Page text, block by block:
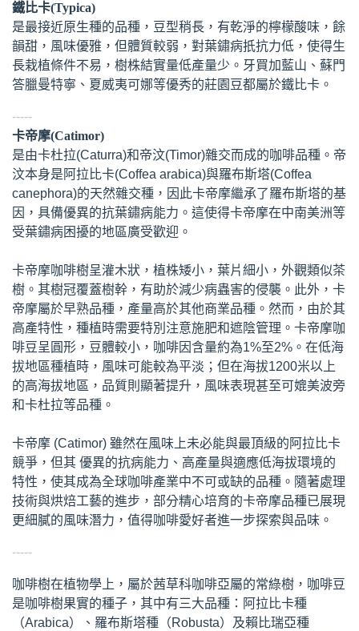
鐵比卡(Typica)
是最接近原生種的品種，豆型稍長，有乾淨的檸檬酸味，餘
韻甜，風味優雅，但體質較弱，對葉鏽病扺抗力低，使得生
長栽植條件不易，樹株結實量低產量少。牙買加藍山、蘇門
答臘曼特寧、夏威夷可娜等優秀的莊園豆都屬於鐵比卡。
-----
卡帝摩(Catimor)
是由卡杜拉(Caturra)和帝汶(Timor)雜交而成的咖啡品種。帝
汶本身是阿拉比卡(Coffea arabica)與羅布斯塔(Coffea
canephora)的天然雜交種，因此卡帝摩繼承了羅布斯塔的基
因，具備優異的抗葉鏽病能力。這使得卡帝摩在中南美洲等
受葉鏽病困擾的地區廣受歡迎。
卡帝摩咖啡樹呈灌木狀，植株矮小，葉片細小，外觀類似茶
樹。其樹冠覆蓋樹幹，有助於減少病蟲害的侵襲。此外，卡
帝摩屬於早熟品種，產量高於其他商業品種。然而，由於其
高產特性，種植時需要特別注意施肥和遮陰管理。卡帝摩咖
啡豆呈圓形，豆體較小，咖啡因含量約為1%至2%。在低海
拔地區種植時，風味可能較為平淡；但在海拔1200米以上
的高海拔地區，品質則顯著提升，風味表現甚至可媲美波旁
和卡杜拉等品種。
卡帝摩 (Catimor) 雖然在風味上未必能與最頂級的阿拉比卡
競爭，但其 優異的抗病能力、高產量與適應低海拔環境的
特性，使其成為全球咖啡產業中不可或缺的品種。隨著處理
技術與烘焙工藝的進步，部分精心培育的卡帝摩品種已展現
更細膩的風味潛力，值得咖啡愛好者進一步探索與品味。
-----
咖啡樹在植物學上，屬於茜草科咖啡亞屬的常綠樹，咖啡豆
是咖啡樹果實的種子，其中有三大品種：阿拉比卡種
（Arabica）、羅布斯塔種（Robusta）及賴比瑞亞種